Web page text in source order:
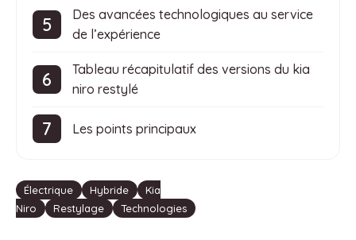
Des avancées technologiques au service
de l’expérience
Tableau récapitulatif des versions du kia
niro restylé
Les points principaux
Étiquettes
Électrique Hybride
Kia
Niro
Restylage Technologies